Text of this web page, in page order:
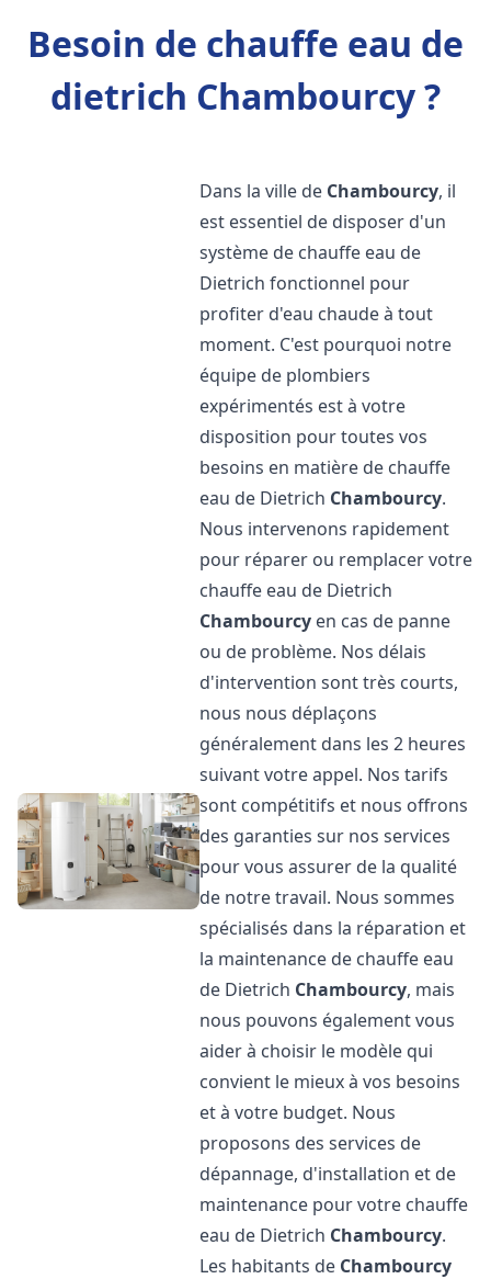
Besoin de chauffe eau de
dietrich Chambourcy ?
Dans la ville de Chambourcy, il
est essentiel de disposer d'un
système de chauffe eau de
Dietrich fonctionnel pour
profiter d'eau chaude à tout
moment. C'est pourquoi notre
équipe de plombiers
expérimentés est à votre
disposition pour toutes vos
besoins en matière de chauffe
eau de Dietrich Chambourcy.
Nous intervenons rapidement
pour réparer ou remplacer votre
chauffe eau de Dietrich
Chambourcy en cas de panne
ou de problème. Nos délais
d'intervention sont très courts,
nous nous déplaçons
généralement dans les 2 heures
suivant votre appel. Nos tarifs
sont compétitifs et nous offrons
des garanties sur nos services
pour vous assurer de la qualité
de notre travail. Nous sommes
spécialisés dans la réparation et
la maintenance de chauffe eau
de Dietrich Chambourcy, mais
nous pouvons également vous
aider à choisir le modèle qui
convient le mieux à vos besoins
et à votre budget. Nous
proposons des services de
dépannage, d'installation et de
maintenance pour votre chauffe
eau de Dietrich Chambourcy.
Les habitants de Chambourcy